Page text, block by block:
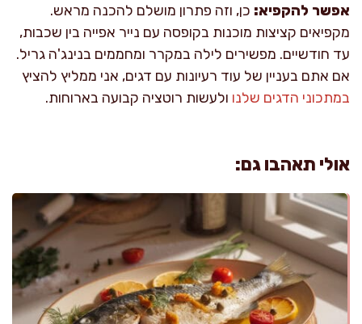
אפשר להקפיא: כן, וזה פתרון מושלם להכנה מראש.
מקפיאים קציצות מוכנות בקופסה עם נייר אפייה בין שכבות,
עד חודשיים. מפשירים לילה במקרר ומחממים בנינג'ה גריל.
אם אתם בעניין של עוד רעיונות עם דגים, אני ממליץ להציץ
במתכוני הדגים שלנו ולעשות רוטציה קבועה בארוחות.
אולי תאהבו גם: